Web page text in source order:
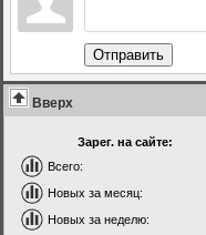
Отправить
Вверх
Зарег. на сайте:
Всего:
Новых за месяц:
Новых за неделю: